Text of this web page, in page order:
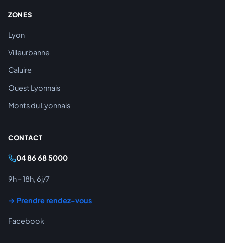
ZONES
Lyon
Villeurbanne
Caluire
Ouest Lyonnais
Monts du Lyonnais
CONTACT
04 86 68 5000
9h – 18h, 6j/7
→ Prendre rendez-vous
Facebook